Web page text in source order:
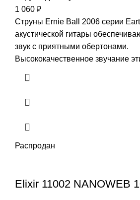
1 060 ₽
Струны Ernie Ball 2006 серии
акустической гитары
звук с приятными обертонами.
Высококачественное звучание
Распродан
Elixir 11002 NANOWEB